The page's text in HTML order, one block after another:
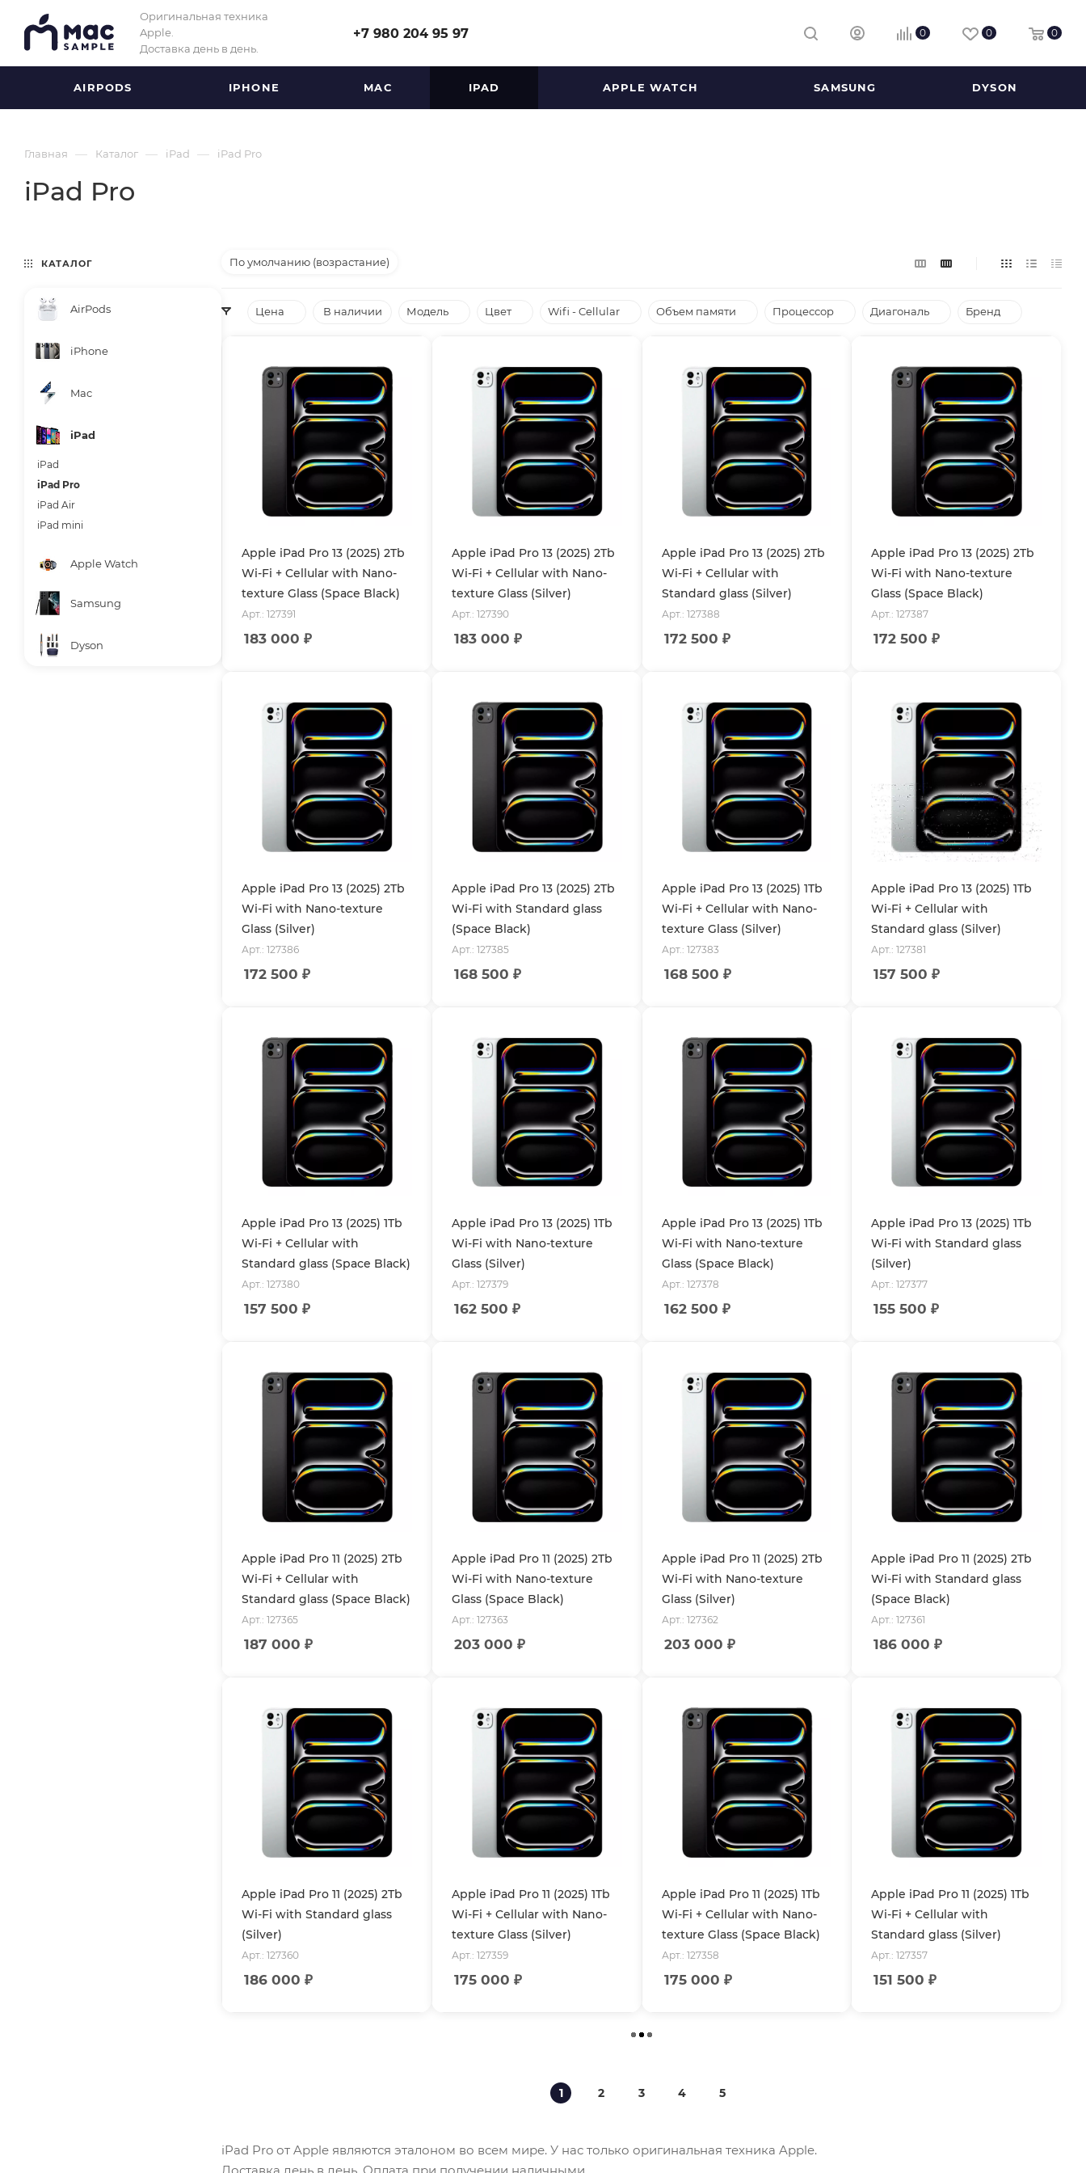
Оригинальная техника
Apple.
Доставка день в день.
+7 980 204 95 97 0 0 0
AIRPODS IPHONE MAC IPAD APPLE WATCH SAMSUNG DYSON
Главная — Каталог — iPad — iPad Pro
iPad Pro
По умолчанию (возрастание)
Цена В наличии Модель Цвет Wifi - Cellular Объем памяти Процессор Диагональ Бренд
Apple iPad Pro 13 (2025) 2Tb
Wi-Fi + Cellular with Nano-
texture Glass (Space Black)
Арт.: 127391
183 000 ₽
Apple iPad Pro 13 (2025) 2Tb
Wi-Fi + Cellular with Nano-
texture Glass (Silver)
Арт.: 127390
183 000 ₽
Apple iPad Pro 13 (2025) 2Tb
Wi-Fi + Cellular with
Standard glass (Silver)
Арт.: 127388
172 500 ₽
Apple iPad Pro 13 (2025) 2Tb
Wi-Fi with Nano-texture
Glass (Space Black)
Арт.: 127387
172 500 ₽
Apple iPad Pro 13 (2025) 2Tb
Wi-Fi with Nano-texture
Glass (Silver)
Арт.: 127386
172 500 ₽
Apple iPad Pro 13 (2025) 2Tb
Wi-Fi with Standard glass
(Space Black)
Арт.: 127385
168 500 ₽
Apple iPad Pro 13 (2025) 1Tb
Wi-Fi + Cellular with Nano-
texture Glass (Silver)
Арт.: 127383
168 500 ₽
Apple iPad Pro 13 (2025) 1Tb
Wi-Fi + Cellular with
Standard glass (Silver)
Арт.: 127381
157 500 ₽
Apple iPad Pro 13 (2025) 1Tb
Wi-Fi + Cellular with
Standard glass (Space Black)
Арт.: 127380
157 500 ₽
Apple iPad Pro 13 (2025) 1Tb
Wi-Fi with Nano-texture
Glass (Silver)
Арт.: 127379
162 500 ₽
Apple iPad Pro 13 (2025) 1Tb
Wi-Fi with Nano-texture
Glass (Space Black)
Арт.: 127378
162 500 ₽
Apple iPad Pro 13 (2025) 1Tb
Wi-Fi with Standard glass
(Silver)
Арт.: 127377
155 500 ₽
Apple iPad Pro 11 (2025) 2Tb
Wi-Fi + Cellular with
Standard glass (Space Black)
Арт.: 127365
187 000 ₽
Apple iPad Pro 11 (2025) 2Tb
Wi-Fi with Nano-texture
Glass (Space Black)
Арт.: 127363
203 000 ₽
Apple iPad Pro 11 (2025) 2Tb
Wi-Fi with Nano-texture
Glass (Silver)
Арт.: 127362
203 000 ₽
Apple iPad Pro 11 (2025) 2Tb
Wi-Fi with Standard glass
(Space Black)
Арт.: 127361
186 000 ₽
Apple iPad Pro 11 (2025) 2Tb
Wi-Fi with Standard glass
(Silver)
Арт.: 127360
186 000 ₽
Apple iPad Pro 11 (2025) 1Tb
Wi-Fi + Cellular with Nano-
texture Glass (Silver)
Арт.: 127359
175 000 ₽
Apple iPad Pro 11 (2025) 1Tb
Wi-Fi + Cellular with Nano-
texture Glass (Space Black)
Арт.: 127358
175 000 ₽
Apple iPad Pro 11 (2025) 1Tb
Wi-Fi + Cellular with
Standard glass (Silver)
Арт.: 127357
151 500 ₽
1 2 3 4 5
iPad Pro от Apple являются эталоном во всем мире. У нас только оригинальная техника Apple.
КАТАЛОГ
AirPods
iPhone
Mac
iPad
iPad
iPad Pro
iPad Air
iPad mini
Apple Watch
Samsung
Dyson